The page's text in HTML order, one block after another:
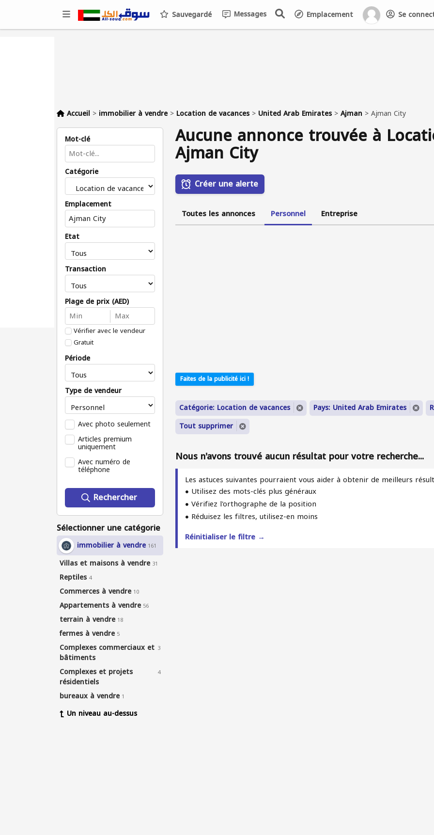
Se
Emplacement
Messages
Sauvegardé
Accueil > immobilier à vendre > Location de vacances > United Arab Emirates >Ajman >Ajman City
Mot-clé
Catégorie
Emplacement
État
Transaction
Plage de prix (AED)
Vérifier avec le vendeur
Gratuit
Période
Type de vendeur
Avec photo seulement
Articles premium
uniquement
Avec numéro de
téléphone
Rechercher
Sélectionner une catégorie
immobilier à vendre 161
Villas et maisons à vendre 31
Reptiles 4
Commerces à vendre 10
Appartements à vendre 56
terrain à vendre 18
fermes à vendre 5
Complexes commerciaux et
bâtiments
3
Complexes et projets
résidentiels
4
bureaux à vendre 1
Un niveau au-dessus
Aucune annonce trouvée à
Ajman City
Créer une alerte
Toutes les annonces Personnel Entreprise
Faites de la publicité ici !
Catégorie: Location de vacances Pays: United Arab Emirates
Tout supprimer
Nous n'avons trouvé aucun résultat pour votre recherche...
Les astuces suivantes pourraient vous aider à obtenir de meilleurs
Utilisez des mots-clés plus généraux
Vérifiez l'orthographe de la position
Réduisez les filtres, utilisez-en moins
Réinitialiser le filtre →